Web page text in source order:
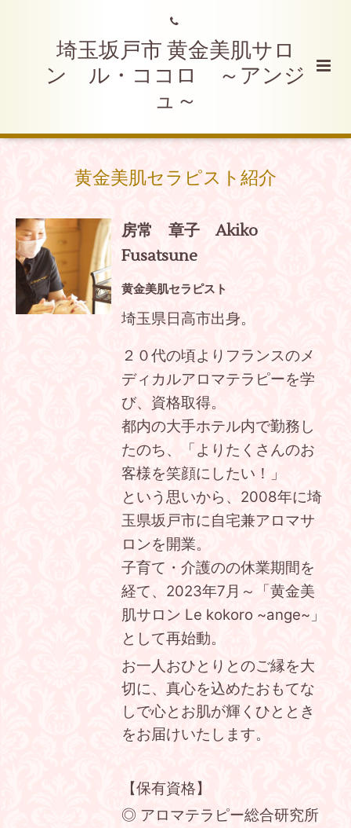
埼玉坂戸市 黄金美肌サロ
ン ル・ココロ ～アンジ
ュ～
黄金美肌セラピスト紹介
房常 章子 Akiko
Fusatsune
黄金美肌セラピスト
埼玉県日高市出身。
２０代の頃よりフランスのメ
ディカルアロマテラピーを学
び、資格取得。
都内の大手ホテル内で勤務し
たのち、
「より たくさんのお
客様を笑顔にしたい！」
という思いから、2008年に埼
玉県坂戸市に自宅兼アロマサ
ロンを開業。
子育て・介護のの休業期間を
経て、2023年7月～「黄金美
肌サロン Le kokoro ~ange~」
として再始動。
お一人おひとりとのご縁を大
切に、真心を込めたおもてな
しで心とお肌が輝くひととき
をお届けいたします。
【保有資格】
◎ アロマテラピー総合研究所